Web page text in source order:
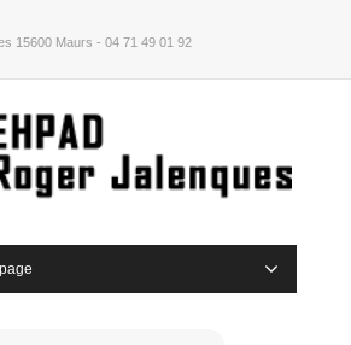
15600 Maurs - 04 71 49 01 92